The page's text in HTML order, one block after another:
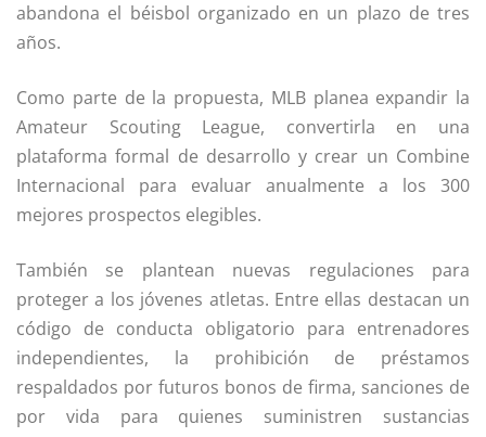
abandona el béisbol organizado en un plazo de tres
años.
Como parte de la propuesta, MLB planea expandir la
Amateur Scouting League, convertirla en una
plataforma formal de desarrollo y crear un Combine
Internacional para evaluar anualmente a los 300
mejores prospectos elegibles.
También se plantean nuevas regulaciones para
proteger a los jóvenes atletas. Entre ellas destacan un
código de conducta obligatorio para entrenadores
independientes, la prohibición de préstamos
respaldados por futuros bonos de firma, sanciones de
por vida para quienes suministren sustancias